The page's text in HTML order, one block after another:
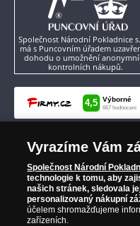
Společnost Národní Pokladnice
má s Puncovním úřadem
dohodu o umožnění
kontrolních nákupů.
Vyrazíme Vám
Společnost Národní
technologie k tomu, aby
našich stránek, sledovala
personalizovaný nákupní
účelem shromažďujeme
zařízeních.